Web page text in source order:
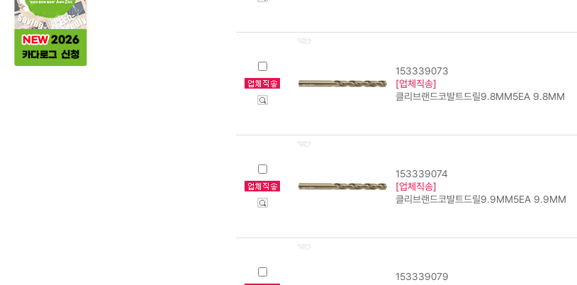
153339073
[업체직송]
클리브랜드코발트드릴9.8MM5EA 9.8MM
153339074
[업체직송]
클리브랜드코발트드릴9.9MM5EA 9.9MM
153339079